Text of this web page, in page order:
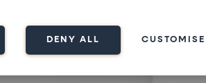
DENY ALL CUSTOMISE